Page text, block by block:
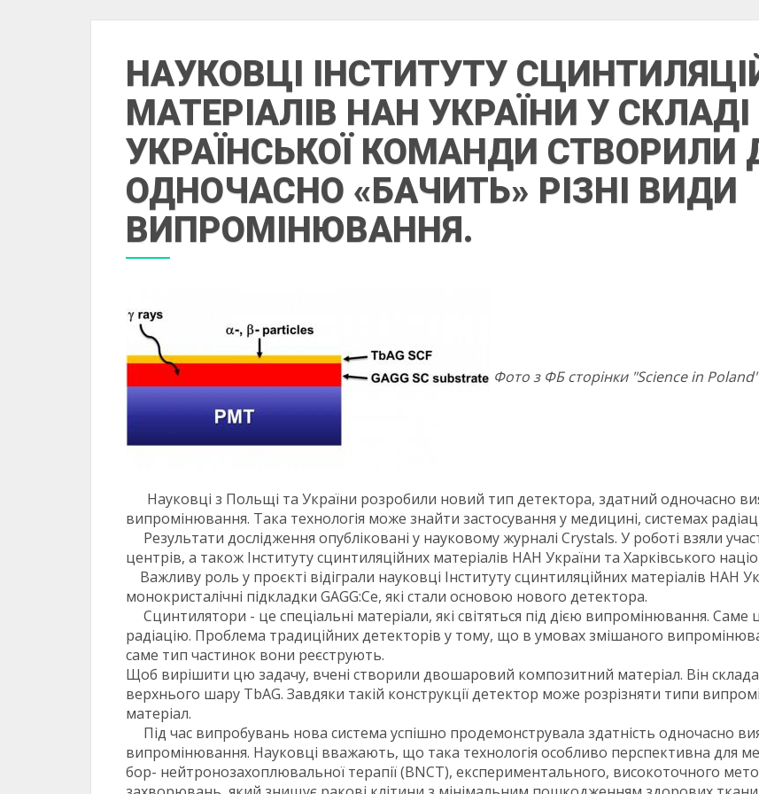
НАУКОВЦІ ІНСТИТУТУ
МАТЕРІАЛІВ НАН УКРАЇНИ У
УКРАЇНСЬКОЇ КОМАНДИ СТВОРИЛИ
ОДНОЧАСНО «БАЧИТЬ» РІЗНІ ВИДИ
ВИПРОМІНЮВАННЯ.
Фото з ФБ сторінки "Science in Poland"
Науковці з Польщі та України розробили новий тип детектора, здатний одночасно
випромінювання. Така технологія може знайти застосування у медицині, системах
Результати дослідження опубліковані у науковому журналі Crystals. У роботі взяли
центрів, а також Інституту сцинтиляційних матеріалів НАН України та Харківського
Важливу роль у проєкті відіграли науковці Інституту сцинтиляційних матеріалів НАН
монокристалічні підкладки GAGG:Ce, які стали основою нового детектора.
Сцинтилятори - це спеціальні матеріали, які світяться під дією випромінювання. Саме
радіацію. Проблема традиційних детекторів у тому, що в умовах змішаного
саме тип частинок вони реєструють.
Щоб вирішити цю задачу, вчені створили двошаровий композитний матеріал. Він
верхнього шару TbAG. Завдяки такій конструкції детектор може розрізняти типи
матеріал.
Під час випробувань нова система успішно продемонструвала здатність одночасно
випромінювання. Науковці вважають, що така технологія особливо перспективна для
бор- нейтронозахоплювальної терапії (BNCT), експериментального, високоточного